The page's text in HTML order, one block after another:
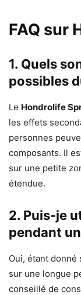
FAQ sur
1. Quels
possibles
Le Hondrolife
les effets
personnes
composants. Il
sur une petite
étendue.
2. Puis-je
pendant
Oui, étant
sur une longue
conseillé de